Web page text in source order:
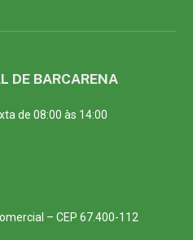
DE BARCARENA
de 08:00 às 14:00
– CEP 67.400-112